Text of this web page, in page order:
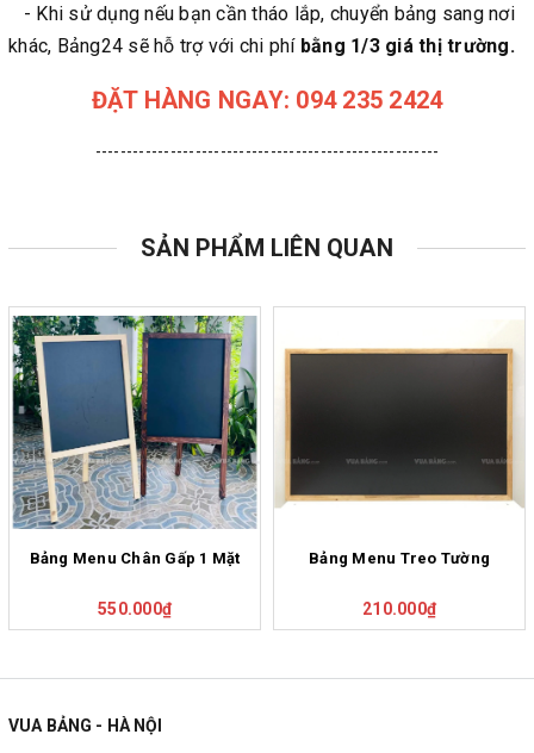
- Khi sử dụng nếu bạn cần tháo lắp, chuyển bảng sang nơi
khác, Bảng24 sẽ hỗ trợ với chi phí bằng 1/3 giá thị trường.
ĐẶT HÀNG NGAY: 094 235 2424
-------------------------------------------------------
SẢN PHẨM LIÊN QUAN
Bảng Menu Chân Gấp 1 Mặt
550.000₫
Bảng Menu Treo Tường
210.000₫
VUA BẢNG - HÀ NỘI